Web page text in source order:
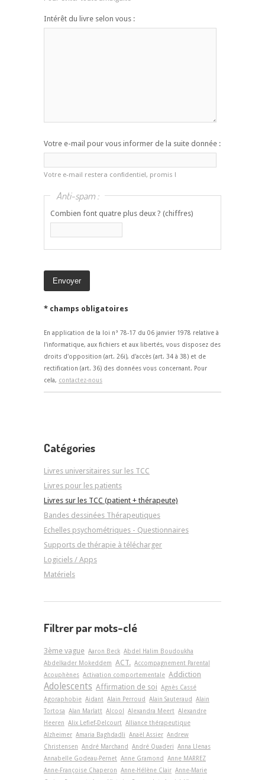
Intérêt du livre selon vous :
Votre e-mail pour vous informer de la suite donnée :
Votre e-mail restera confidentiel, promis !
Anti-spam :
Combien font quatre plus deux ? (chiffres)
* champs obligatoires
En application de la loi n° 78-17 du 06 janvier 1978 relative à
l'informatique, aux fichiers et aux libertés, vous disposez des
droits d'opposition (art. 26i), d'accès (art. 34 à 38) et de
rectification (art. 36) des données vous concernant. Pour
cela, contactez-nous
Catégories
Livres universitaires sur les TCC
Livres pour les patients
Livres sur les TCC (patient + thérapeute)
Bandes dessinées Thérapeutiques
Echelles psychométriques - Questionnaires
Supports de thérapie à télécharger
Logiciels / Apps
Matériels
Filtrer par mots-clé
3ème vague Aaron Beck Abdel Halim Boudoukha
Abdelkader Mokeddem ACT. Accompagnement Parental
Acouphènes Activation comportementale Addiction
Adolescents Affirmation de soi Agnès Cassé
Agoraphobie Aidant Alain Perroud Alain Sauteraud
Alain
Tortosa Alan Marlatt Alcool Alexandra Meert Alexandre
Heeren Alix Lefief-Delcourt Alliance thérapeutique
Alzheimer Amaria Baghdadli Anaël Assier Andrew
Christensen André Marchand André Quaderi Anna Llenas
Annabelle Godeau-Pernet Anne Gramond
Anne MARREZ
Anne-Françoise Chaperon Anne-Hélène Clair Anne-Marie